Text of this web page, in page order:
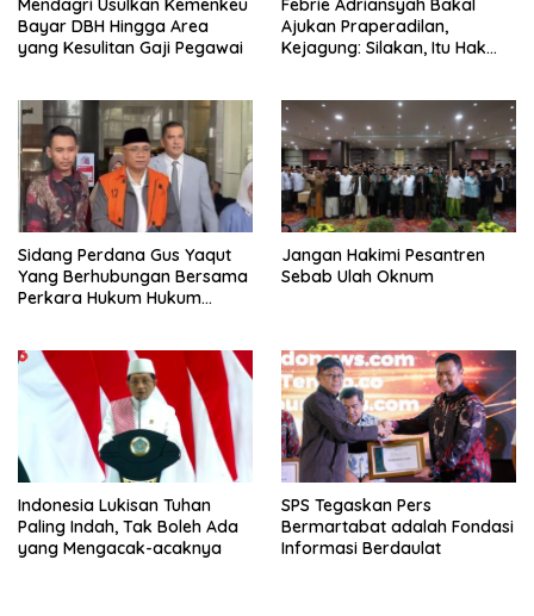
Mendagri Usulkan Kemenkeu
Bayar DBH Hingga Area
yang Kesulitan Gaji Pegawai
Febrie Adriansyah Bakal
Ajukan Praperadilan,
Kejagung: Silakan, Itu Hak
Sidang Perdana Gus Yaqut
Yang Berhubungan Bersama
Perkara Hukum Hukum
Jangan Hakimi Pesantren
Sebab Ulah Oknum
Indonesia Lukisan Tuhan
Paling Indah, Tak Boleh Ada
yang Mengacak-acaknya
SPS Tegaskan Pers
Bermartabat adalah Fondasi
Informasi Berdaulat